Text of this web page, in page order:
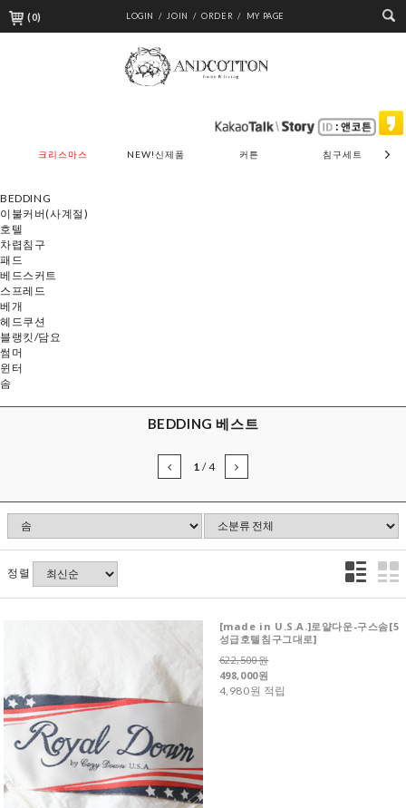
(0) LOGIN / JOIN / ORDER / MY PAGE
크리스마스 NEW!신제품 커튼 침구세트
BEDDING
이불커버(사계절)
호텔
차렵침구
패드
베드스커트
스프레드
베개
헤드쿠션
블랭킷/담요
썸머
윈터
솜
BEDDING 베스트
1 /4
정렬
[made in U.S.A.]로얄다운-구스솜[5
성급호텔침구그대로]
622,500원
498,000원
4,980원 적립